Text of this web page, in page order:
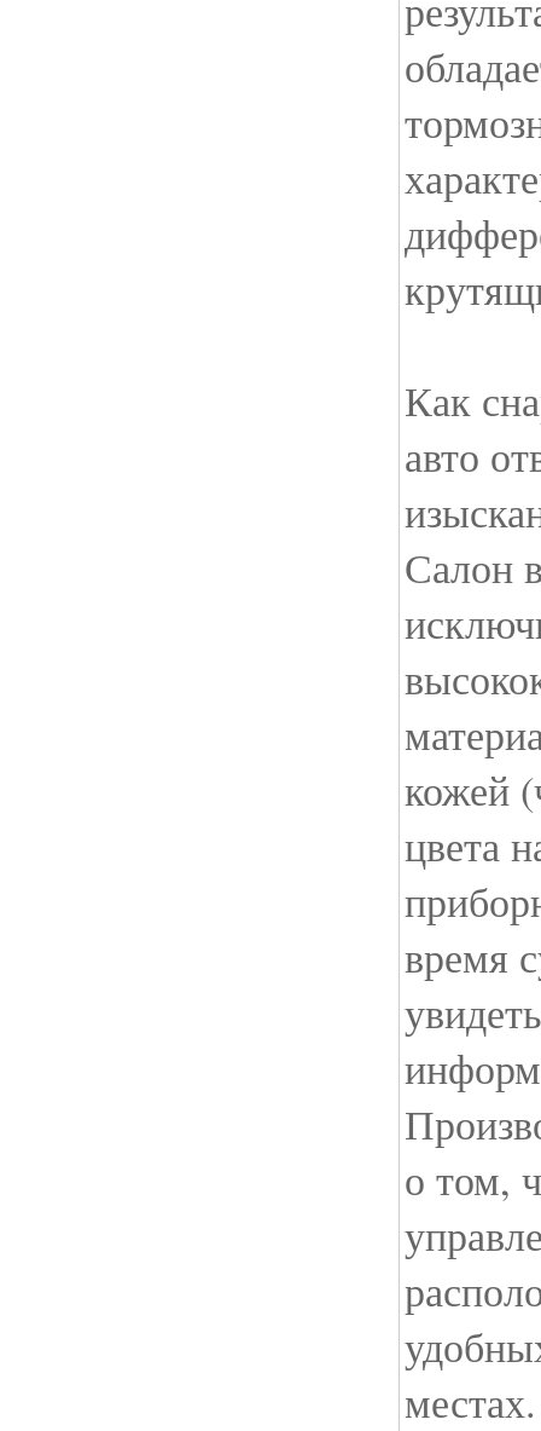
Как
авто
Салон
кожей
цвета
время
о том,
местах.